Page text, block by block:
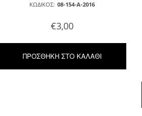
ΚΩΔΙΚΌΣ: 08-154-A-2016
€3,00
ΠΡΟΣΘΉΚΗ ΣΤΟ ΚΑΛΆΘΙ